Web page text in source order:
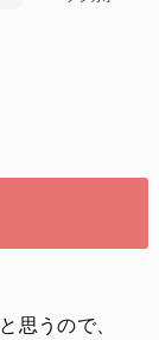
思うので、